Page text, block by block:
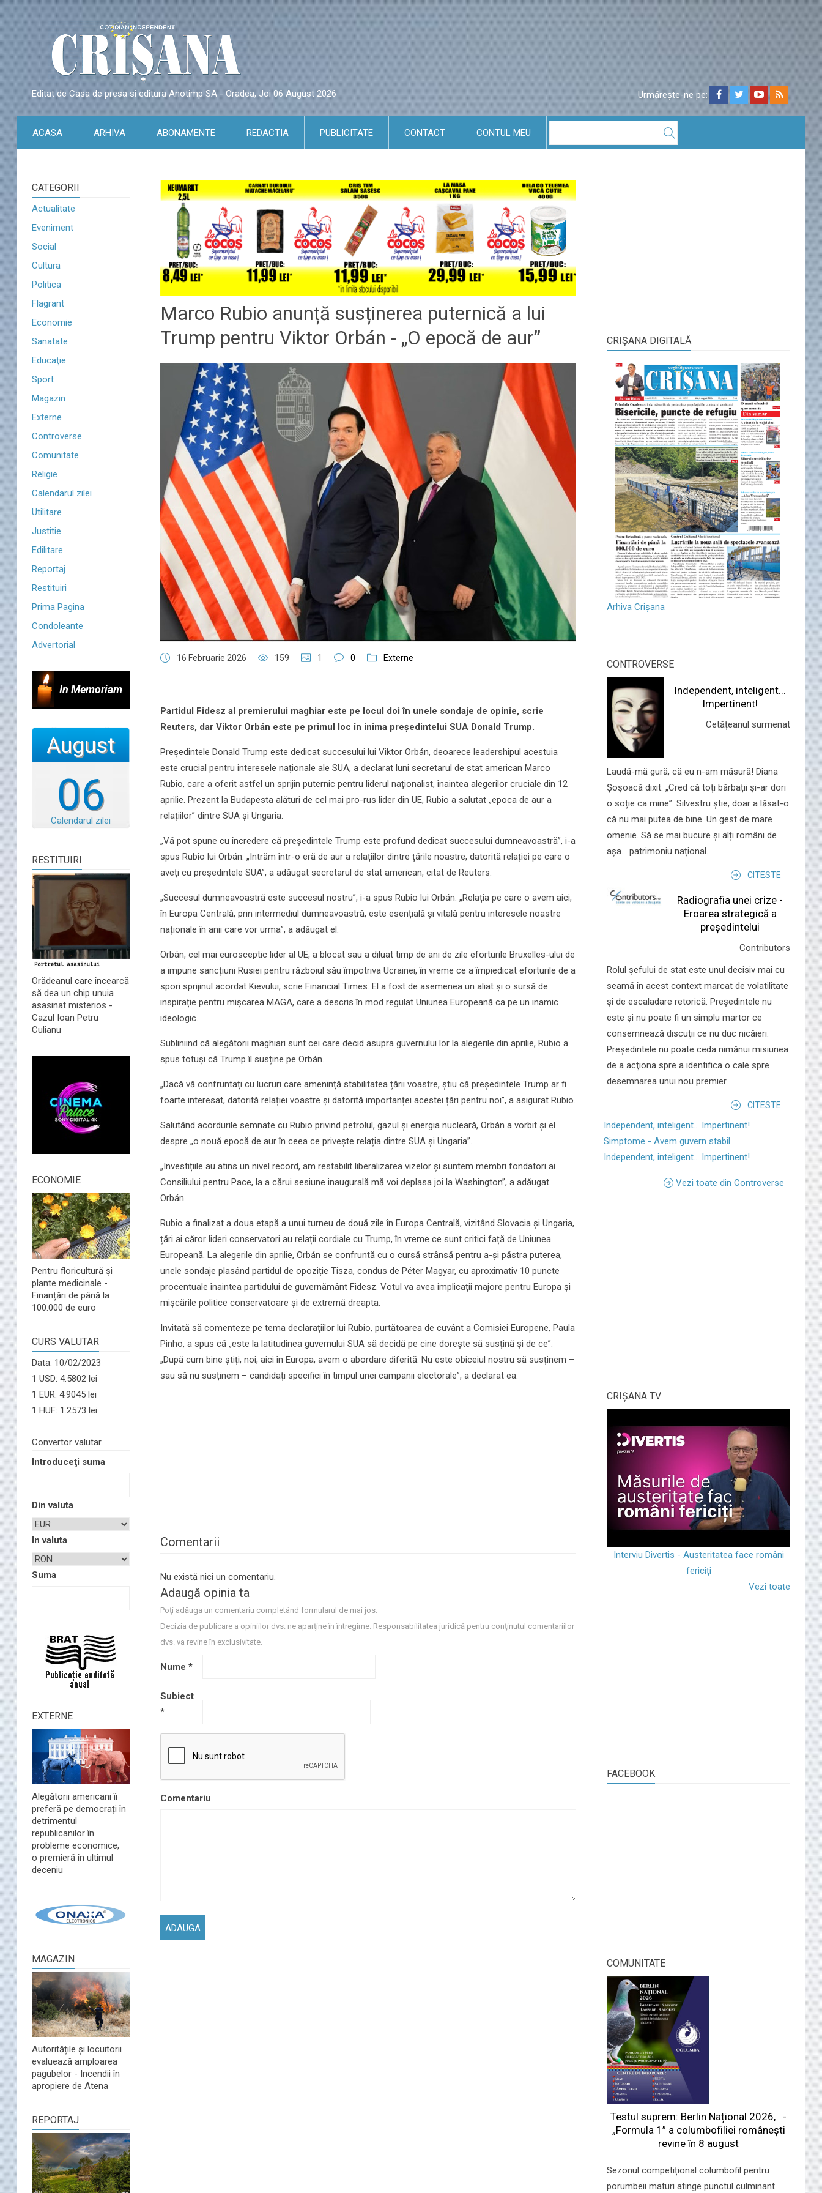
Editat de Casa de presa si editura Anotimp SA - Oradea, Joi 06 August 2026 Urmărește-ne pe:
ACASA ARHIVA ABONAMENTE REDACTIA PUBLICITATE CONTACT CONTUL MEU
CATEGORII
Actualitate
Eveniment
Social
Cultura
Politica
Flagrant
Economie
Sanatate
Educaţie
Sport
Magazin
Externe
Controverse
Comunitate
Religie
Calendarul zilei
Utilitare
Justitie
Edilitare
Reportaj
Restituiri
Prima Pagina
Condoleante
Advertorial
In Memoriam
06
August
Calendarul zilei
RESTITUIRI
Orădeanul care încearcă
să dea un chip unuia
asasinat misterios -
Cazul Ioan Petru
Culianu
ECONOMIE
Pentru floricultură și
plante medicinale -
Finanțări de până la
100.000 de euro
CURS VALUTAR
Data: 10/02/2023
1 USD: 4.5802 lei
1 EUR: 4.9045 lei
1 HUF: 1.2573 lei
Convertor valutar
Introduceţi suma
Din valuta
In valuta
Suma
EXTERNE
Alegătorii americani îi
preferă pe democrați în
detrimentul
republicanilor în
probleme economice,
o premieră în ultimul
deceniu
MAGAZIN
Autoritățile și locuitorii
evaluează amploarea
pagubelor - Incendii în
apropiere de Atena
REPORTAJ
Marco Rubio anunță susținerea puternică a lui
Trump pentru Viktor Orbán - „O epocă de aur”
16 Februarie 2026 159 1 0 Externe
Partidul Fidesz al premierului maghiar este pe locul doi în unele sondaje de opinie, scrie
Reuters, dar Viktor Orbán este pe primul loc în inima președintelui SUA Donald Trump.
Președintele Donald Trump este dedicat succesului lui Viktor Orbán, deoarece leadershipul acestuia
este crucial pentru interesele naționale ale SUA, a declarat luni secretarul de stat american Marco
Rubio, care a oferit astfel un sprijin puternic pentru liderul naționalist, înaintea alegerilor cruciale din 12
aprilie. Prezent la Budapesta alături de cel mai pro-rus lider din UE, Rubio a salutat „epoca de aur a
relațiilor” dintre SUA și Ungaria.
„Vă pot spune cu încredere că președintele Trump este profund dedicat succesului dumneavoastră”, i-a
spus Rubio lui Orbán. „Intrăm într-o eră de aur a relațiilor dintre țările noastre, datorită relației pe care o
aveți cu președintele SUA”, a adăugat secretarul de stat american, citat de Reuters.
„Succesul dumneavoastră este succesul nostru”, i-a spus Rubio lui Orbán. „Relația pe care o avem aici,
în Europa Centrală, prin intermediul dumneavoastră, este esențială și vitală pentru interesele noastre
naționale în anii care vor urma”, a adăugat el.
Orbán, cel mai eurosceptic lider al UE, a blocat sau a diluat timp de ani de zile eforturile Bruxelles-ului de
a impune sancțiuni Rusiei pentru războiul său împotriva Ucrainei, în vreme ce a împiedicat eforturile de a
spori sprijinul acordat Kievului, scrie Financial Times. El a fost de asemenea un aliat și o sursă de
inspirație pentru mișcarea MAGA, care a descris în mod regulat Uniunea Europeană ca pe un inamic
ideologic.
Subliniind că alegătorii maghiari sunt cei care decid asupra guvernului lor la alegerile din aprilie, Rubio a
spus totuși că Trump îl susține pe Orbán.
„Dacă vă confruntați cu lucruri care amenință stabilitatea țării voastre, știu că președintele Trump ar fi
foarte interesat, datorită relației voastre și datorită importanței acestei țări pentru noi”, a asigurat Rubio.
Salutând acordurile semnate cu Rubio privind petrolul, gazul și energia nucleară, Orbán a vorbit și el
despre „o nouă epocă de aur în ceea ce privește relația dintre SUA și Ungaria”.
„Investițiile au atins un nivel record, am restabilit liberalizarea vizelor și suntem membri fondatori ai
Consiliului pentru Pace, la a cărui sesiune inaugurală mă voi deplasa joi la Washington”, a adăugat
Orbán.
Rubio a finalizat a doua etapă a unui turneu de două zile în Europa Centrală, vizitând Slovacia și Ungaria,
țări ai căror lideri conservatori au relații cordiale cu Trump, în vreme ce sunt critici față de Uniunea
Europeană. La alegerile din aprilie, Orbán se confruntă cu o cursă strânsă pentru a-și păstra puterea,
unele sondaje plasând partidul de opoziție Tisza, condus de Péter Magyar, cu aproximativ 10 puncte
procentuale înaintea partidului de guvernământ Fidesz. Votul va avea implicații majore pentru Europa și
mișcările politice conservatoare și de extremă dreapta.
Invitată să comenteze pe tema declarațiilor lui Rubio, purtătoarea de cuvânt a Comisiei Europene, Paula
Pinho, a spus că „este la latitudinea guvernului SUA să decidă pe cine dorește să susțină și de ce”.
„După cum bine știți, noi, aici în Europa, avem o abordare diferită. Nu este obiceiul nostru să susținem –
sau să nu susținem – candidați specifici în timpul unei campanii electorale”, a declarat ea.
Comentarii
Nu există nici un comentariu.
Adaugă opinia ta
Poţi adăuga un comentariu completând formularul de mai jos.
Decizia de publicare a opiniilor dvs. ne aparţine în întregime. Responsabilitatea juridică pentru conţinutul comentariilor
dvs. va revine în exclusivitate.
Nume *
Subiect
*
Comentariu
CRIŞANA DIGITALĂ
Arhiva Crișana
CONTROVERSE
Independent, inteligent...
Impertinent!
Cetățeanul surmenat
Laudă-mă gură, că eu n-am măsură! Diana
Șoșoacă dixit: „Cred că toți bărbații și-ar dori
o soție ca mine”. Silvestru știe, doar a lăsat-o
că nu mai putea de bine. Un gest de mare
omenie. Să se mai bucure și alți români de
așa... patrimoniu național.
CITESTE
Radiografia unei crize -
Eroarea strategică a
președintelui
Contributors
Rolul şefului de stat este unul decisiv mai cu
seamă în acest context marcat de volatilitate
şi de escaladare retorică. Preşedintele nu
este şi nu poate fi un simplu martor ce
consemnează discuţii ce nu duc nicăieri.
Preşedintele nu poate ceda nimănui misiunea
de a acţiona spre a identifica o cale spre
desemnarea unui nou premier.
CITESTE
Independent, inteligent... Impertinent!
Simptome - Avem guvern stabil
Independent, inteligent... Impertinent!
Vezi toate din Controverse
CRIŞANA TV
Interviu Divertis - Austeritatea face români
fericiți
Vezi toate
FACEBOOK
COMUNITATE
Testul suprem: Berlin Național 2026, -
„Formula 1” a columbofiliei româneşti
revine în 8 august
Sezonul competițional columbofil pentru
porumbeii maturi atinge punctul culminant.